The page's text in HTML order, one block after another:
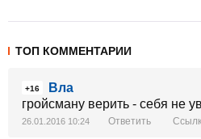
ТОП КОММЕНТАРИИ
+16
Вла
гройсману верить - себя не
26.01.2016 10:24 Ответить